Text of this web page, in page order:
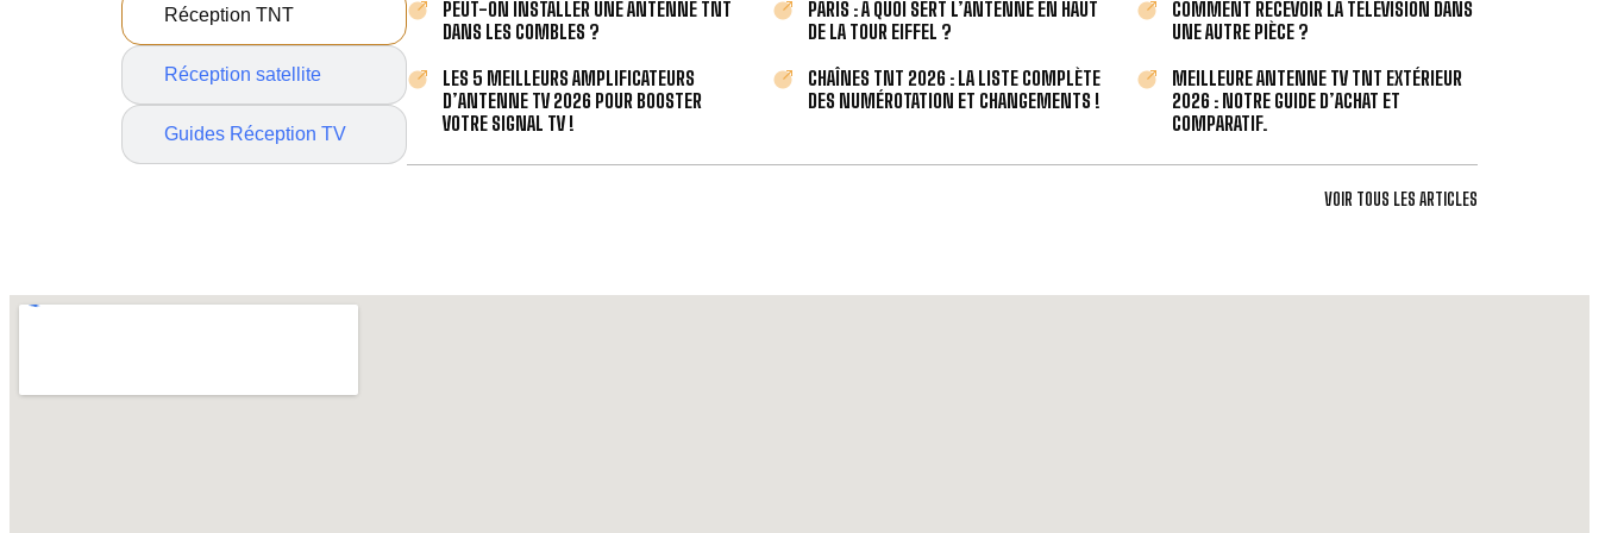
Réception TNT
Réception satellite
Guides Réception TV
PEUT-ON INSTALLER UNE ANTENNE TNT
DANS LES COMBLES ?
PARIS : À QUOI SERT L’ANTENNE EN HAUT
DE LA TOUR EIFFEL ?
COMMENT RECEVOIR LA TÉLÉVISION DANS
UNE AUTRE PIÈCE ?
LES 5 MEILLEURS AMPLIFICATEURS
D’ANTENNE TV 2026 POUR BOOSTER
VOTRE SIGNAL TV !
CHAÎNES TNT 2026 : LA LISTE COMPLÈTE
DES NUMÉROTATION ET CHANGEMENTS !
MEILLEURE ANTENNE TV TNT EXTÉRIEUR
2026 : NOTRE GUIDE D’ACHAT ET
COMPARATIF.
VOIR TOUS LES ARTICLES